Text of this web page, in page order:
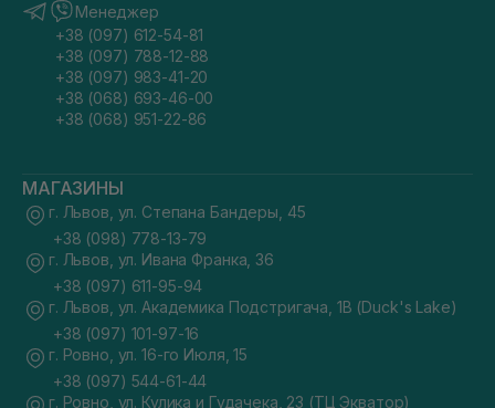
Менеджер
+38 (097) 612-54-81
+38 (097) 788-12-88
+38 (097) 983-41-20
+38 (068) 693-46-00
+38 (068) 951-22-86
МАГАЗИНЫ
г. Львов, ул. Степана Бандеры, 45
+38 (098) 778-13-79
г. Львов, ул. Ивана Франка, 36
+38 (097) 611-95-94
г. Львов, ул. Академика Подстригача, 1В (Duck's Lake)
+38 (097) 101-97-16
г. Ровно, ул. 16-го Июля, 15
+38 (097) 544-61-44
г. Ровно, ул. Кулика и Гудачека, 23 (ТЦ Экватор)